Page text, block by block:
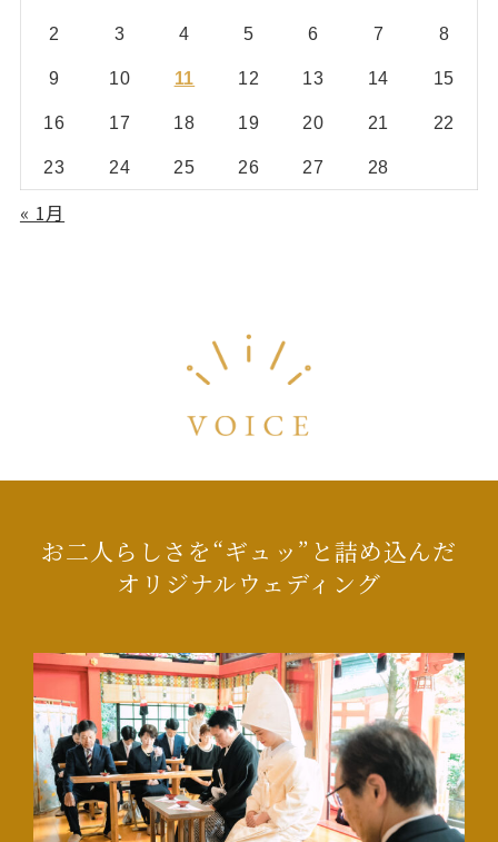
2 3 4 5 6 7 8
9 10 11 12 13 14 15
16 17 18 19 20 21 22
23 24 25 26 27 28
« 1月
お二人らしさを“ギュッ”と詰め込んだ
オリジナルウェディング